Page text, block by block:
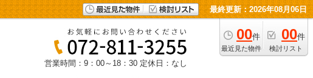
最終更新：2026年08月06日
00件
最近見た物件
00件
検討リスト
営業時間：9：00～18：30 定休日：なし